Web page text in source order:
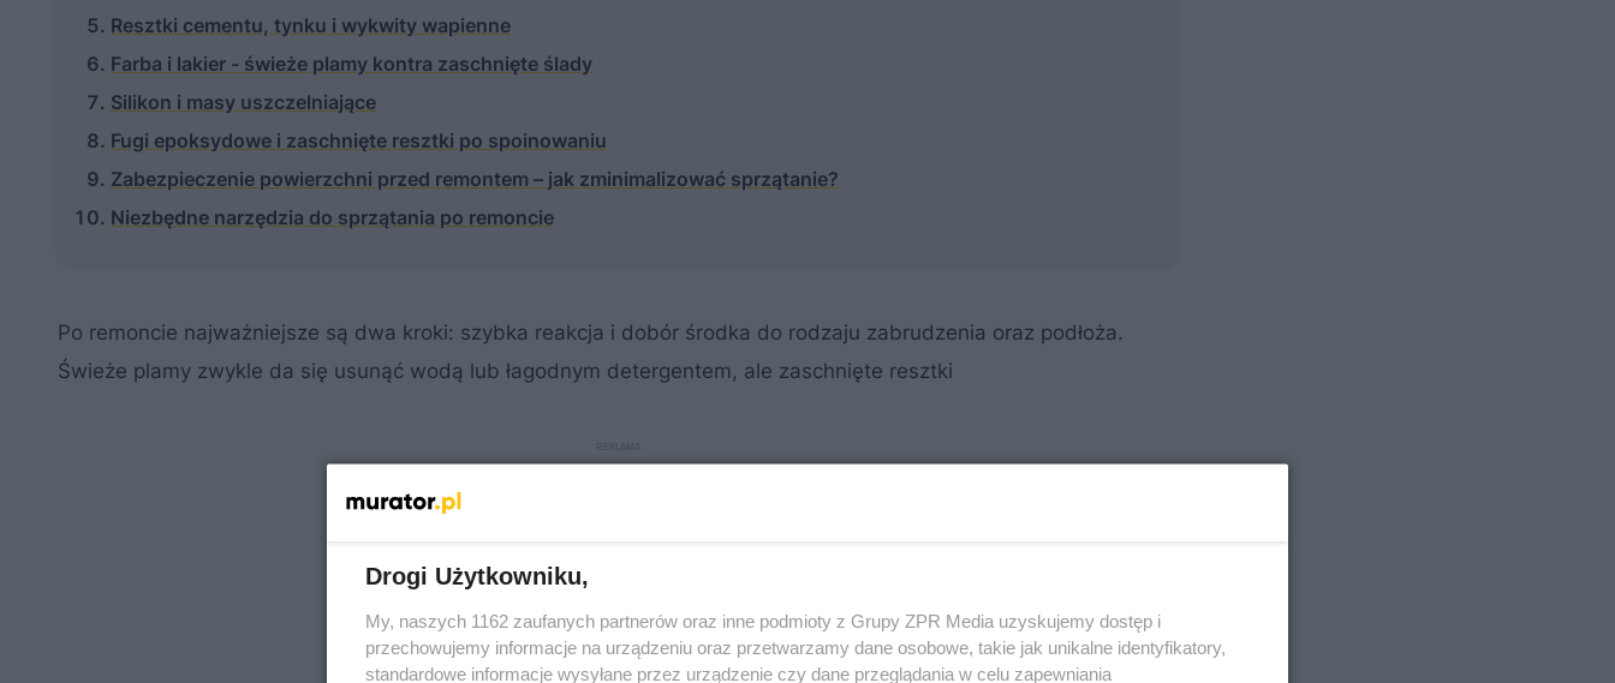
Resztki cementu, tynku i wykwity wapienne
Farba i lakier - świeże plamy kontra zaschnięte ślady
Silikon i masy uszczelniające
Fugi epoksydowe i zaschnięte resztki po spoinowaniu
Zabezpieczenie powierzchni przed remontem – jak zminimalizować sprzątanie?
Niezbędne narzędzia do sprzątania po remoncie
Po remoncie najważniejsze są dwa kroki: szybka reakcja i dobór środka do rodzaju zabrudzenia oraz podłoża.
Świeże plamy zwykle da się usunąć wodą lub łagodnym detergentem, ale zaschnięte resztki
Drogi Użytkowniku,
My, naszych 1162 zaufanych partnerów oraz inne podmioty z Grupy ZPR Media uzyskujemy dostęp i
przechowujemy informacje na urządzeniu oraz przetwarzamy dane osobowe, takie jak unikalne identyfikatory,
standardowe informacje wysyłane przez urządzenie czy dane przeglądania w celu zapewniania